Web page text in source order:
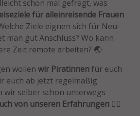
schon mal gefragt, was
für alleinreisende Frauen
Ziele eignen sich für Neu-
man gut Anschluss? Wo kann
Zeit remote arbeiten? 🌏
wollenwir Piratinnenfür euch
euch ab jetzt regelmäßig
wir selber schon unterwegs
von unseren Erfahrungen 🧘‍♀️